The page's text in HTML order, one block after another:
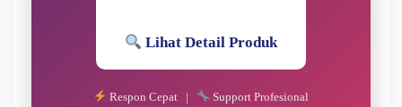
Lihat Detail Produk
Respon Cepat | Support Profesional